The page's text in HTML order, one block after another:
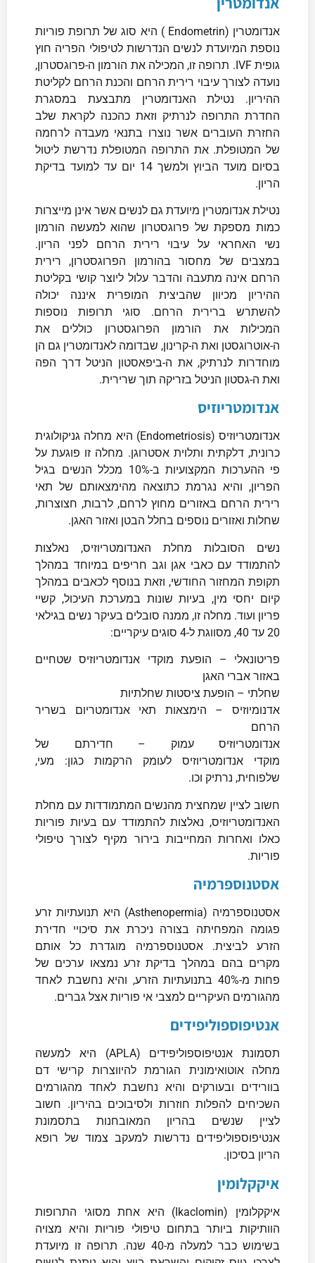
אנדומטרין (Endometrin ) היא סוג של תרופת פוריות
נוספת המיועדת לנשים הנדרשות לטיפולי הפריה חוץ
גופית IVF. תרופה זו, המכילה את הורמון ה-פרוגסטרון,
נועדה לצורך עיבוי רירית הרחם והכנת הרחם לקליטת
ההיריון. נטילת האנדומטרין מתבצעת במסגרת
החדרת התרופה לנרתיק וזאת כהכנה לקראת שלב
החזרת העוברים אשר נוצרו בתנאי מעבדה לרחמה
של המטופלת. את התרופה המטופלת נדרשת ליטול
בסיום מועד הביוץ ולמשך 14 יום עד למועד בדיקת
הריון.
נטילת אנדומטרין מיועדת גם לנשים אשר אינן מייצרות
כמות מספקת של פרוגסטרון שהוא למעשה הורמון
נשי האחראי על עיבוי רירית הרחם לפני הריון.
במצבים של מחסור בהורמון הפרוגסטרון, רירית
הרחם אינה מתעבה והדבר עלול ליוצר קושי בקליטת
ההיריון מכיוון שהביצית המופרית איננה יכולה
להשתרש ברירית הרחם. סוגי תרופות נוספות
המכילות את הורמון הפרוגסטרון כוללים את
ה-אוטרוגסטן ואת ה-קרינון, שבדומה לאנדומטרין גם הן
מוחדרות לנרתיק, את ה-ביפאסטון הניטל דרך הפה
ואת ה-גסטון הניטל בזריקה תוך שרירית.
אנדומטריוזיס
אנדומטריוזיס (Endometriosis) היא מחלה גניקולוגית
כרונית, דלקתית ותלוית אסטרוגן. מחלה זו פוגעת על
פי ההערכות המקצועיות ב-10% מכלל הנשים בגיל
הפריון, והיא נגרמת כתוצאה מהימצאותם של תאי
רירית הרחם באזורים מחוץ לרחם, לרבות, חצוצרות,
שחלות ואזורים נוספים בחלל הבטן ואזור האגן.
נשים הסובלות מחלת האנדומטריוזיס, נאלצות
להתמודד עם כאבי אגן וגב חריפים במיוחד במהלך
תקופת המחזור החודשי, וזאת בנוסף לכאבים במהלך
קיום יחסי מין, בעיות שונות במערכת העיכול, קשיי
פריון ועוד. מחלה זו, ממנה סובלים בעיקר נשים בגילאי
20 עד 40, מסווגת ל-4 סוגים עיקריים:
פריטונאלי – הופעת מוקדי אנדומטריוזיס שטחיים
באזור אברי האגן
שחלתי – הופעת ציסטות שחלתיות
אדנומיוזיס – הימצאות תאי אנדומטריום בשריר
הרחם
אנדומטריוזיס עמוק – חדירתם של
מוקדי אנדומטריוזיס לעומק הרקמות כגון: מעי,
שלפוחית, נרתיק וכו.
חשוב לציין שמחצית מהנשים המתמודדות עם מחלת
האנדומטריוזיס, נאלצות להתמודד עם בעיות פוריות
כאלו ואחרות המחייבות בירור מקיף לצורך טיפולי
פוריות.
אסטנוספרמיה
אסטנוספרמיה (Asthenopermia) היא תנועתיות זרע
פגומה המפחיתה בצורה ניכרת את סיכויי חדירת
הזרע לביצית. אסטנוספרמיה מוגדרת כל אותם
מקרים בהם במהלך בדיקת זרע נמצאו ערכים של
פחות מ-40% בתנועתיות הזרע, והיא נחשבת לאחד
מהגורמים העיקריים למצבי אי פוריות אצל גברים.
אנטיפוספוליפידים
תסמונת אנטיפוספוליפידים (APLA) היא למעשה
מחלה אוטואימונית הגורמת להיווצרות קרישי דם
בוורידים ובעורקים והיא נחשבת לאחד מהגורמים
השכיחים להפלות חוזרות ולסיבוכים בהיריון. חשוב
לציין שנשים בהריון המאובחנות בתסמונת
אנטיפוספוליפידים נדרשות למעקב צמוד של רופא
הריון בסיכון.
איקקלומין
איקקלומין (Ikaclomin) היא אחת מסוגי התרופות
הוותיקות ביותר בתחום טיפולי פוריות והיא מצויה
בשימוש כבר למעלה מ-40 שנה. תרופה זו מיועדת